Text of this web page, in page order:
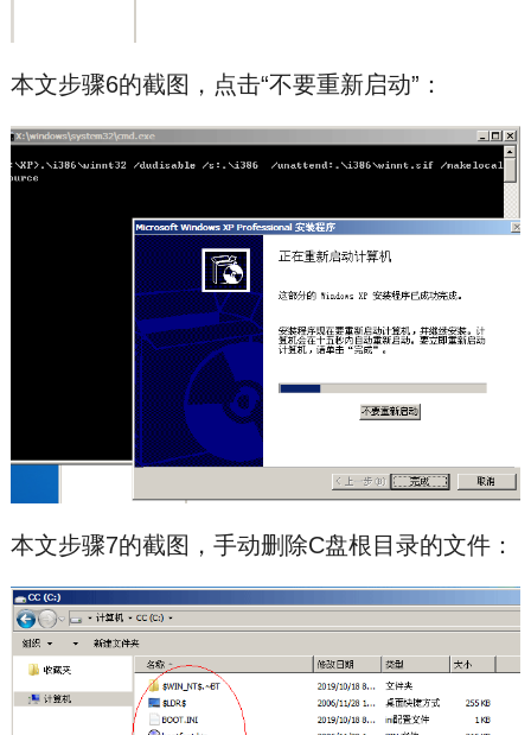
本文步骤6的截图，点击“不要重新启动”：
本文步骤7的截图，手动删除C盘根目录的文件：